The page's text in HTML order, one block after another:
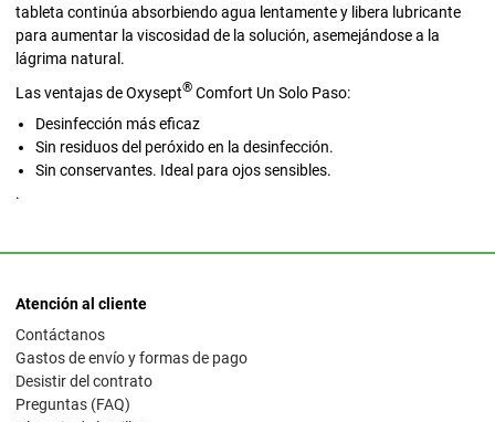
tableta continúa absorbiendo agua lentamente y libera lubricante
para aumentar la viscosidad de la solución, asemejándose a la
lágrima natural.
Las ventajas de Oxysept® Comfort Un Solo Paso:
Desinfección más eficaz
Sin residuos del peróxido en la desinfección.
Sin conservantes. Ideal para ojos sensibles.
.
Atención al cliente
Contáctanos
Gastos de envío y formas de pago
Desistir del contrato
Preguntas (FAQ)